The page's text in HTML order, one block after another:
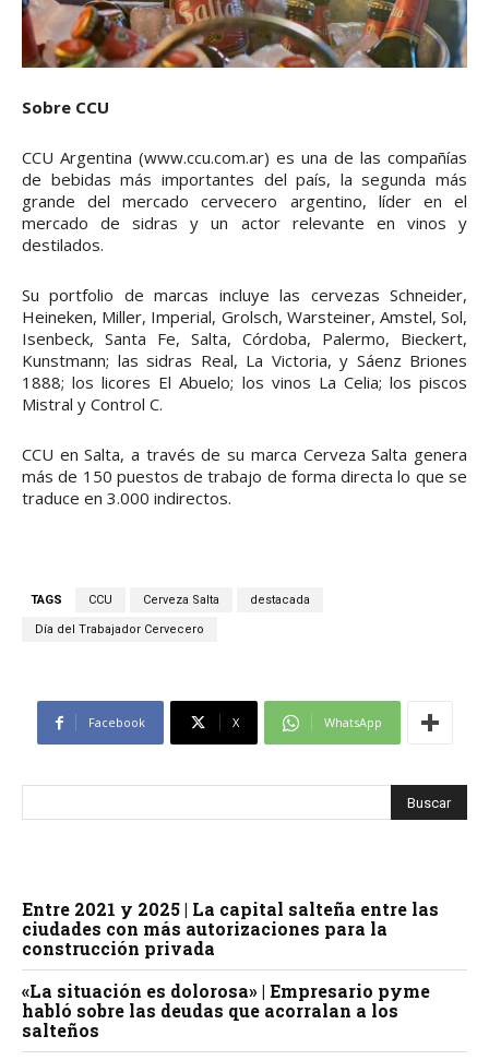
Sobre CCU
CCU Argentina (www.ccu.com.ar) es una de las compañías
de bebidas más importantes del país, la segunda más
grande del mercado cervecero argentino, líder en el
mercado de sidras y un actor relevante en vinos y
destilados.
Su portfolio de marcas incluye las cervezas Schneider,
Heineken, Miller, Imperial, Grolsch, Warsteiner, Amstel, Sol,
Isenbeck, Santa Fe, Salta, Córdoba, Palermo, Bieckert,
Kunstmann; las sidras Real, La Victoria, y Sáenz Briones
1888; los licores El Abuelo; los vinos La Celia; los piscos
Mistral y Control C.
CCU en Salta, a través de su marca Cerveza Salta genera
más de 150 puestos de trabajo de forma directa lo que se
traduce en 3.000 indirectos.
TAGS CCU Cerveza Salta destacada
Día del Trabajador Cervecero
Facebook X WhatsApp
Entre 2021 y 2025 | La capital salteña entre las
ciudades con más autorizaciones para la
construcción privada
«La situación es dolorosa» | Empresario pyme
habló sobre las deudas que acorralan a los
salteños